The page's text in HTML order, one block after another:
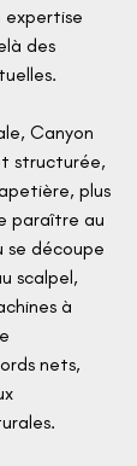
des
Canyon
structurée,
plus
paraître au
se découpe
scalpel,
à
nets,